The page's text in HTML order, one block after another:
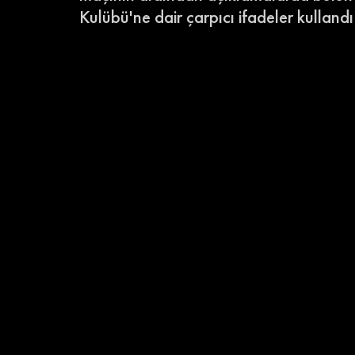
Kulübü'ne dair çarpıcı ifadeler